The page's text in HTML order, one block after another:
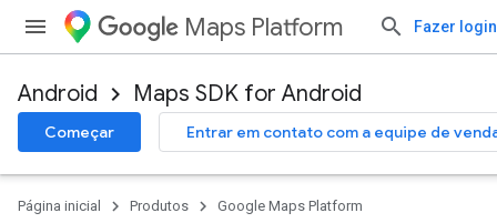
Maps Platform Fazer login
Android Maps SDK for Android
Começar Entrar em contato com a equipe de
Página inicial Produtos
Google Maps Platform